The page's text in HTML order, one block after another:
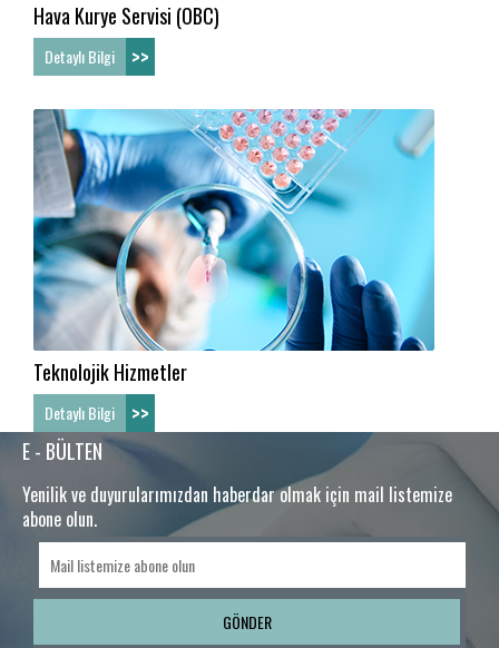
Hava Kurye Servisi (OBC)
Detaylı Bilgi >>
Teknolojik Hizmetler
Detaylı Bilgi >>
E - BÜLTEN
Yenilik ve duyurularımızdan haberdar olmak için mail listemize
abone olun.